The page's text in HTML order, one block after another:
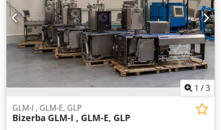
GT-12C Crodpfoxazaiex Amhef Svarstymo segmento ilgis:
540 mm Transporterio plotis: 300 mm Gamybos metai:
2012 / Renovuota: 2025 Įrenginio matmenys: 240 cm x 110
cm Spausdinimo galvutės plotis: iki 160 mm Pagrindinės
licencijos (viršus): [+] SOFTCONTROL_1 [+] SVARSTYKLIŲ
KLASĖS [+] CODE_PART_PRINT [+] EURO [+] ĮKELTI ŠRIFTAI
[+] SPEED_GLMI100 Slave (apatinė etiketavimo galvutė): [+]
CODE_PART_PRIN Įrenginiui suteikiame 6 mėnesių
garantiją Michał Frankiewicz 602129078
1 /3
GLM-I , GLM-E, GLP
Bizerba GLM-I , GLM-E, GLP